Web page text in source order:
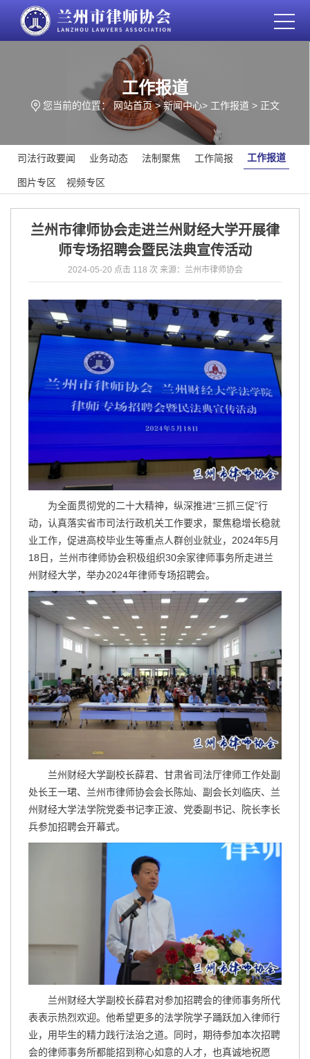
工作报道
您当前的位置：网站首页>新闻中心> 工作报道 > 正文
司法行政要闻 业务动态 法制聚焦 工作简报 工作报道
图片专区 视频专区
兰州市律师协会走进兰州财经大学开展律
师专场招聘会暨民法典宣传活动
2024-05-20 点击 118 次 来源：兰州市律师协会
为全面贯彻党的二十大精神，纵深推进“三抓三促”行
动，认真落实省市司法行政机关工作要求，聚焦稳增长稳就
业工作，促进高校毕业生等重点人群创业就业，2024年5月
18日，兰州市律师协会积极组织30余家律师事务所走进兰
州财经大学，举办2024年律师专场招聘会。
兰州财经大学副校长薛君、甘肃省司法厅律师工作处副
处长王一珺、兰州市律师协会会长陈灿、副会长刘临庆、兰
州财经大学法学院党委书记李正波、党委副书记、院长李长
兵参加招聘会开幕式。
兰州财经大学副校长薛君对参加招聘会的律师事务所代
表表示热烈欢迎。他希望更多的法学院学子踊跃加入律师行
业，用毕生的精力践行法治之道。同时，期待参加本次招聘
会的律师事务所都能招到称心如意的人才，也真诚地祝愿